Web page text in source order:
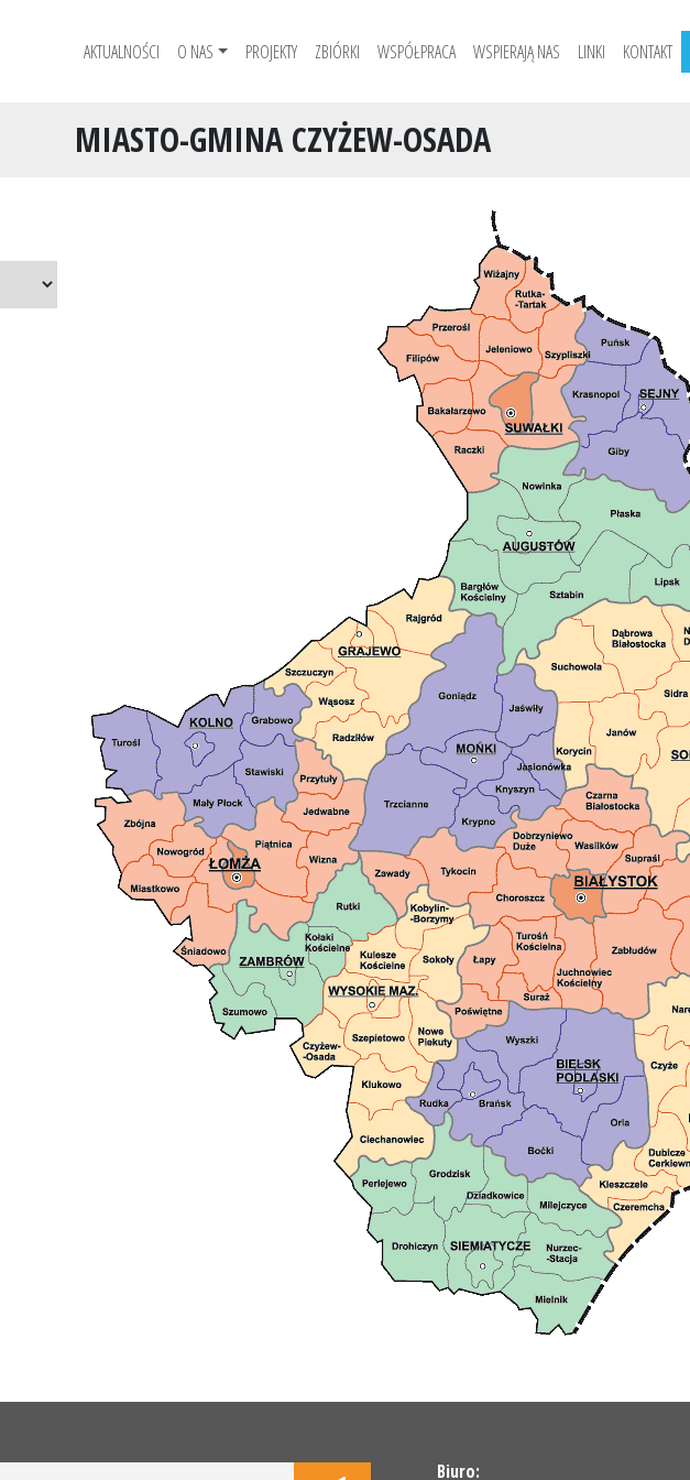
AKTUALNOŚCI O NAS PROJEKTY ZBIÓRKI WSPÓŁPRACA WSPIERAJĄ NAS LINKI KONTAKT
MIASTO-GMINA CZYŻEW-OSADA
Biuro: